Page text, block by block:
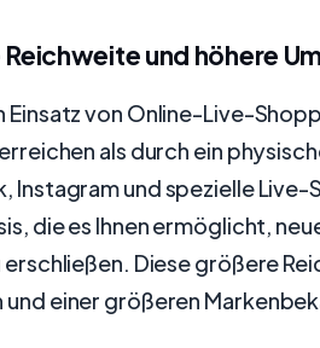
und höhere
Einsatz von Online-Live-
als durch ein
Instagram und spezielle
die es Ihnen ermöglicht,
erschließen. Diese größere
und einer größeren